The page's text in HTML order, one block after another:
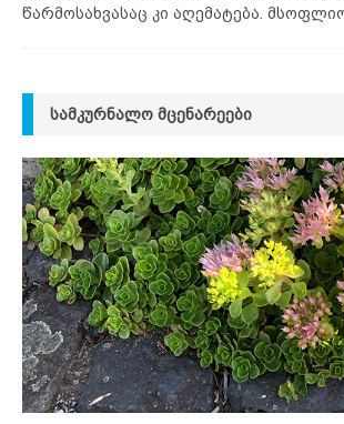
წარმოსახვასაც კი აღემატება.
ᲡᲐᲛᲙᲣᲠᲜᲐᲚᲝ ᲛᲪᲔᲜᲐᲠᲔᲔᲑᲘ